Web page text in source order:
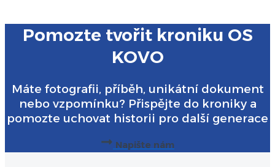
Pomozte tvořit kroniku OS
KOVO
Máte fotografii, příběh, unikátní dokument
nebo vzpomínku? Přispějte do kroniky a
pomozte uchovat historii pro další generace
Napište nám